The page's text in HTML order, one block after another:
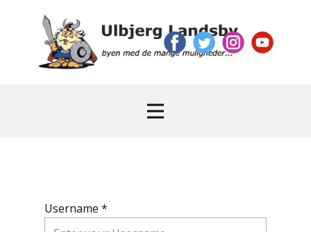
Username *